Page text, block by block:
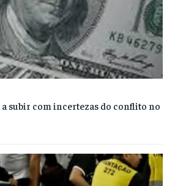
a subir com incertezas do conflito no